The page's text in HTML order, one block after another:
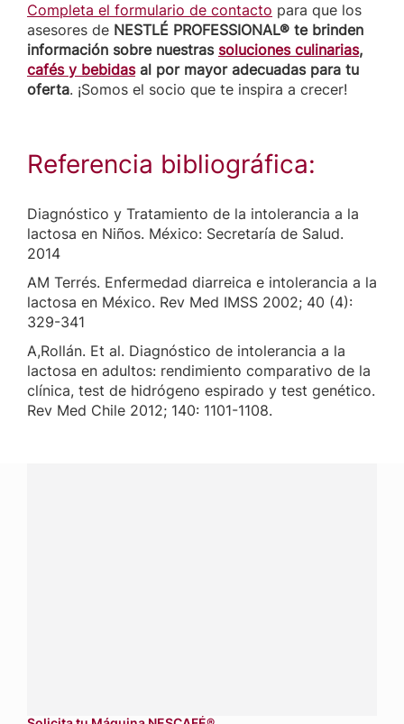
Completa el formulario de contacto para que los
asesores de NESTLÉ PROFESSIONAL® te brinden
información sobre nuestras soluciones culinarias,
cafés y bebidasal por mayor adecuadas para tu
oferta. ¡Somos el socio que te inspira a crecer!
Referencia bibliográfica:
Diagnóstico y Tratamiento de la intolerancia a la
lactosa en Niños. México: Secretaría de Salud.
2014
AM Terrés. Enfermedad diarreica e intolerancia a la
lactosa en México. Rev Med IMSS 2002; 40 (4):
329-341
A,Rollán. Et al. Diagnóstico de intolerancia a la
lactosa en adultos: rendimiento comparativo de la
clínica, test de hidrógeno espirado y test genético.
Rev Med Chile 2012; 140: 1101-1108.